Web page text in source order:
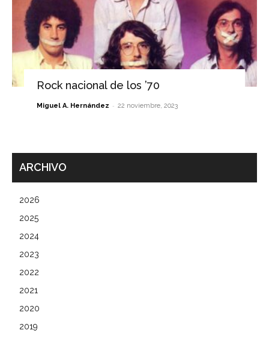
Rock nacional de los ’70
Miguel A. Hernández - 22 noviembre, 2023
ARCHIVO
2026
2025
2024
2023
2022
2021
2020
2019